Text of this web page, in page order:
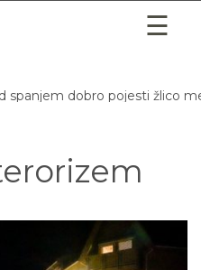
spanjem dobro pojesti žlico